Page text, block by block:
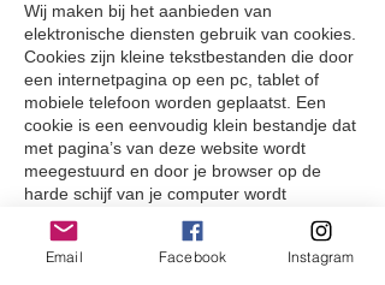
Wij maken bij het aanbieden van
elektronische diensten gebruik van cookies.
Cookies zijn kleine tekstbestanden die door
een internetpagina op een pc, tablet of
mobiele telefoon worden geplaatst. Een
cookie is een eenvoudig klein bestandje dat
met pagina’s van deze website wordt
meegestuurd en door je browser op de
harde schijf van je computer wordt
opgeslagen. Wij gebruiken functionele
cookies om uw instellingen en voorkeuren
te onthouden. U kunt deze cookies uitzetten
Email Facebook Instagram